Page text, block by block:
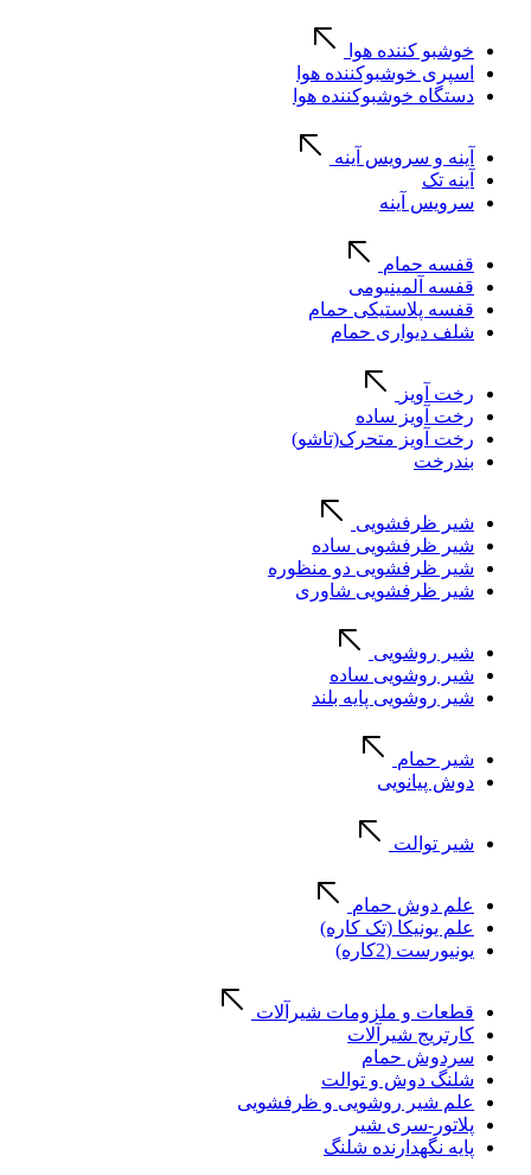
خوشبو کننده هوا
اسپری خوشبوکننده هوا
دستگاه خوشبوکننده هوا
آینه و سرویس آینه
آینه تک
سرویس آینه
قفسه حمام
قفسه آلمینیومی
قفسه پلاستیکی حمام
شلف دیواری حمام
رخت آویز
رخت آویز ساده
رخت آویز متحرک(تاشو)
بندرخت
شیر ظرفشویی
شیر ظرفشویی ساده
شیر ظرفشویی دو منظوره
شیر ظرفشویی شاوری
شیر روشویی
شیر روشویی ساده
شیر روشویی پایه بلند
شیر حمام
دوش پیانویی
شیر توالت
علم دوش حمام
علم یونیکا (تک کاره)
یونیورست (2کاره)
قطعات و ملزومات شیرآلات
کارتریج شیرآلات
سردوش حمام
شلنگ دوش و توالت
علم شیر روشویی و ظرفشویی
پلاتور-سری شیر
پایه نگهدارنده شلنگ